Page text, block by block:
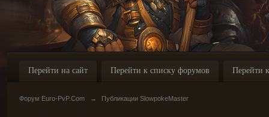
Перейти на сайт Перейти к списку форумов Перейти
Форум Euro-PvP.Com → Публикации SlowpokeMaster